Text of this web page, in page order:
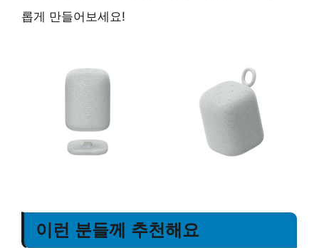
롭게 만들어보세요!
이런 분들께 추천해요